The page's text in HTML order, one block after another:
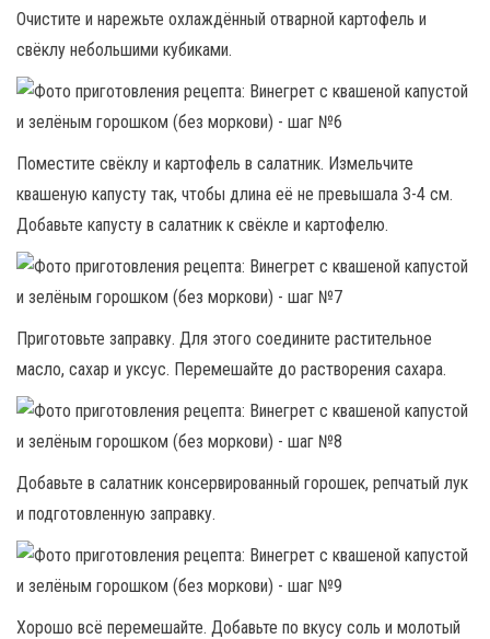
Очистите и нарежьте охлаждённый отварной картофель и
свёклу небольшими кубиками.
Поместите свёклу и картофель в салатник. Измельчите
квашеную капусту так, чтобы длина её не превышала 3-4 см.
Добавьте капусту в салатник к свёкле и картофелю.
Приготовьте заправку. Для этого соедините растительное
масло, сахар и уксус. Перемешайте до растворения сахара.
Добавьте в салатник консервированный горошек, репчатый лук
и подготовленную заправку.
Хорошо всё перемешайте. Добавьте по вкусу соль и молотый